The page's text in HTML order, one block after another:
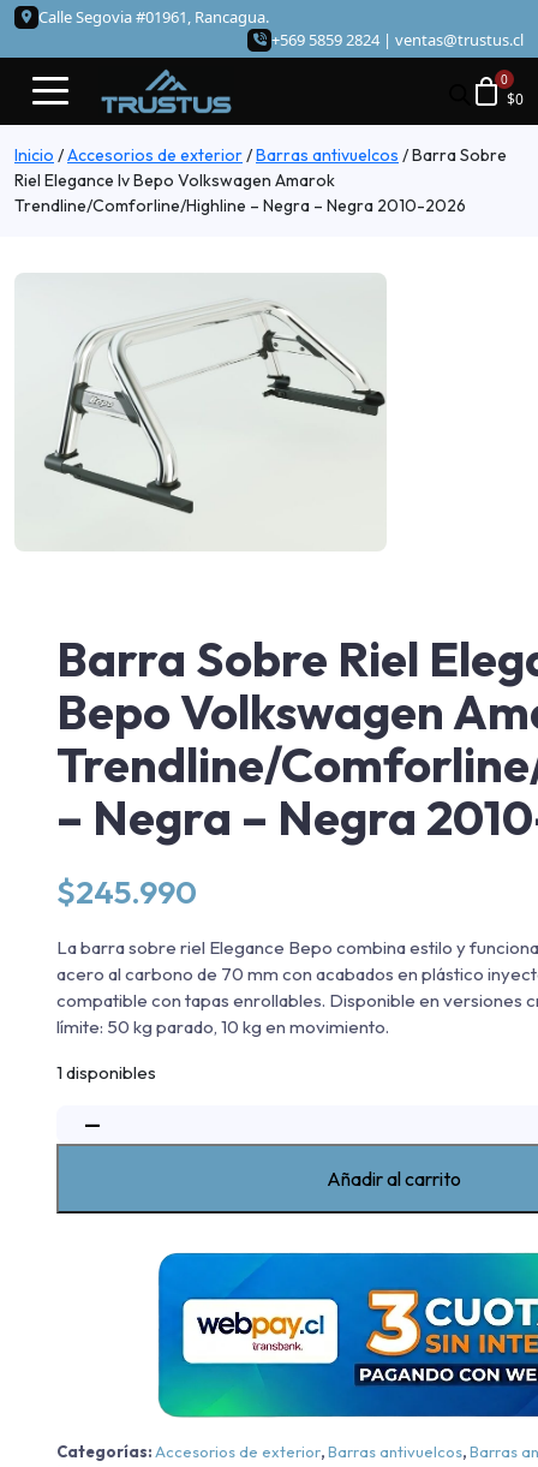
Calle Segovia #01961, Rancagua.
+569 5859 2824 | ventas@trustus.cl
$0
Inicio /Accesorios de exterior/Barras antivuelcos /Barra Sobre
Riel Elegance Iv Bepo Volkswagen Amarok
Trendline/Comforline/Highline – Negra – Negra 2010-2026
Barra Sobre Riel
Bepo Volkswagen
Trendline/
– Negra – Negra
$245.990
La barra sobre riel Elegance Bepo combina estilo y
acero al carbono de 70 mm con acabados en plástico
compatible con tapas enrollables. Disponible en versiones
límite: 50 kg parado, 10 kg en movimiento.
1 disponibles
−
Sobre
Elegance
Bepo
Volkswagen
Trendline/Comforline/Highline
Negra
Añadir al carrito
Categorías: Accesorios de exterior,Barras antivuelcos,Barras